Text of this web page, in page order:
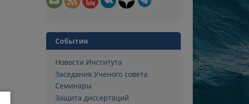
События
Новости Института
Заседания Ученого совета
Семинары
Защита диссертаций